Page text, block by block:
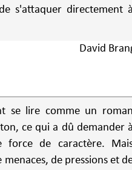
s'attaquer directement
David
se lire comme un
ce qui a dû demander
force de caractère.
de pressions et